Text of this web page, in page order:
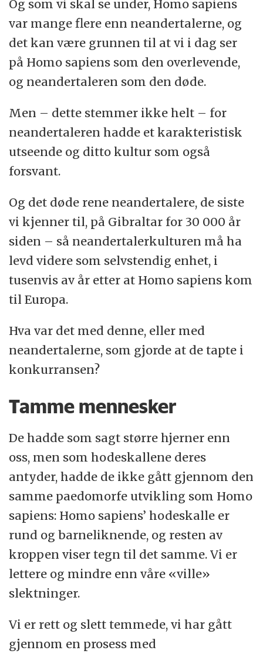
Og som vi skal se under, Homo sapiens
var mange flere enn neandertalerne, og
det kan være grunnen til at vi i dag ser
på Homo sapiens som den overlevende,
og neandertaleren som den døde.
Men – dette stemmer ikke helt – for
neandertaleren hadde et karakteristisk
utseende og ditto kultur som også
forsvant.
Og det døde rene neandertalere, de siste
vi kjenner til, på Gibraltar for 30 000 år
siden – så neandertalerkulturen må ha
levd videre som selvstendig enhet, i
tusenvis av år etter at Homo sapiens kom
til Europa.
Hva var det med denne, eller med
neandertalerne, som gjorde at de tapte i
konkurransen?
Tamme mennesker
De hadde som sagt større hjerner enn
oss, men som hodeskallene deres
antyder, hadde de ikke gått gjennom den
samme paedomorfe utvikling som Homo
sapiens: Homo sapiens’ hodeskalle er
rund og barneliknende, og resten av
kroppen viser tegn til det samme. Vi er
lettere og mindre enn våre «ville»
slektninger.
Vi er rett og slett temmede, vi har gått
gjennom en prosess med